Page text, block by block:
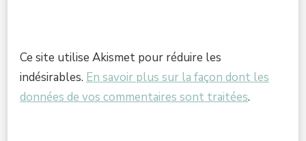
Ce site utilise Akismet pour réduire les
indésirables. En savoir plus sur la façon dont les
données de vos commentaires sont traitées.